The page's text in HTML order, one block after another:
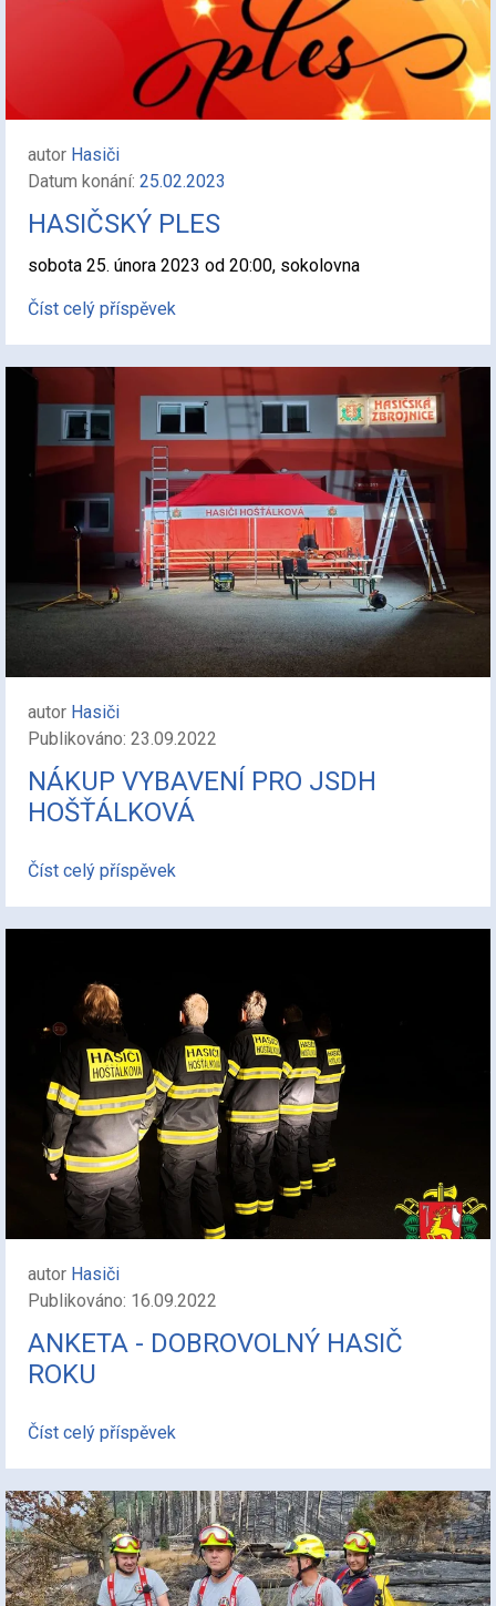
autor Hasiči
Datum konání: 25.02.2023
HASIČSKÝ PLES
sobota 25. února 2023 od 20:00, sokolovna
Číst celý příspěvek
autor Hasiči
Publikováno: 23.09.2022
NÁKUP VYBAVENÍ PRO JSDH
HOŠŤÁLKOVÁ
Číst celý příspěvek
autor Hasiči
Publikováno: 16.09.2022
ANKETA - DOBROVOLNÝ HASIČ
ROKU
Číst celý příspěvek